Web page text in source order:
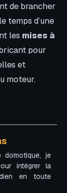
de brancher
temps d’une
les mises à
pour
et
moteur.
domotique, je
intégrer la
en toute